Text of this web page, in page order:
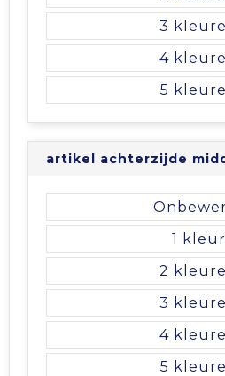
Schoudertassen
Strandtassen
Toilettassen
Waterbestendige tassen
Aktetassen
3
4
5
artikel achterzijde
1
2
3
4
5